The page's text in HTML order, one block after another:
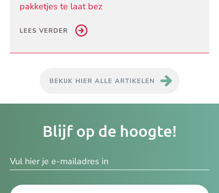
pakketjes te laat bez
LEES VERDER
BEKIJK HIER ALLE ARTIKELEN
Blijf op de hoogte!